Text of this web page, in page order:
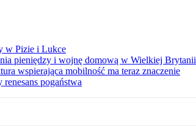
w Pizie i Lukce
pieniędzy i wojnę domową w Wielkiej Brytanii
wspierająca mobilność ma teraz znaczenie
pogaństwa